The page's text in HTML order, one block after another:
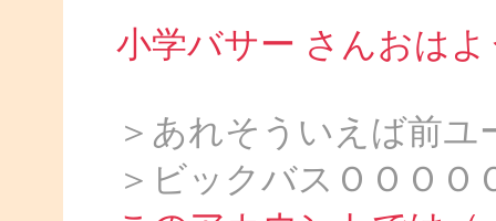
小学バサー さんおは
＞あれそういえば前
＞ビックバスＯＯＯ